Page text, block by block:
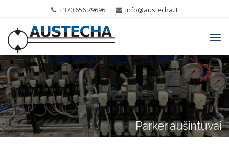
+370 656 79696 info@austecha.lt
Parker aušintuvai